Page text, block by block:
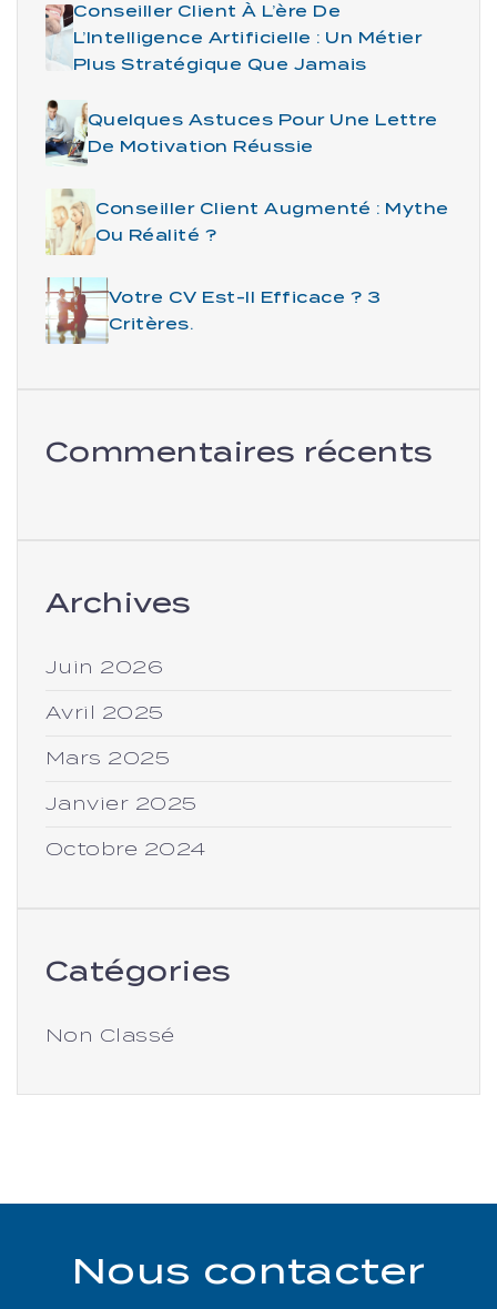
Conseiller Client À L’ère De
L’Intelligence Artificielle : Un Métier
Plus Stratégique Que Jamais
Quelques Astuces Pour Une Lettre
De Motivation Réussie
Conseiller Client Augmenté : Mythe
Ou Réalité ?
Votre CV Est-Il Efficace ? 3
Critères.
Commentaires récents
Archives
Juin 2026
Avril 2025
Mars 2025
Janvier 2025
Octobre 2024
Catégories
Non Classé
Nous contacter